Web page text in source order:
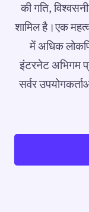
की गति,
शामिल है।एक
में अधिक
इंटरनेट अभिगम
सर्वर